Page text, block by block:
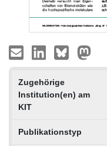
Zugehörige
Institution(en) am
KIT
Publikationstyp